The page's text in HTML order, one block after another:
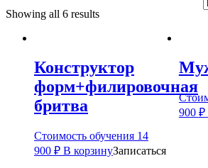
Showing all 6 results
Конструктор
форм+филировочная
бритва
Стоимость обучения 14
900 ₽ В корзинуЗаписаться
900 ₽